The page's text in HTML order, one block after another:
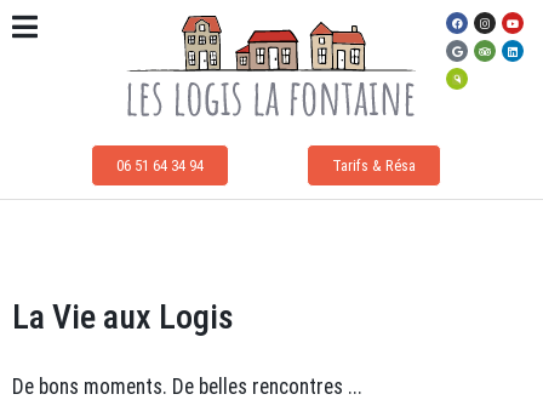
06 51 64 34 94 Tarifs & Résa
La Vie aux Logis
De bons moments. De belles rencontres ...